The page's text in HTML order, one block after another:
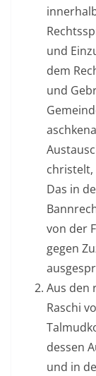
und
dem
und
christelt,
Das in
von der
gegen
Aus den
Raschi
dessen
und in